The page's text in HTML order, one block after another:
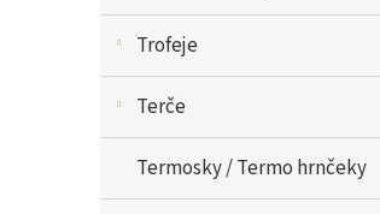
Trofeje
Terče
Termosky / Termo hrnčeky